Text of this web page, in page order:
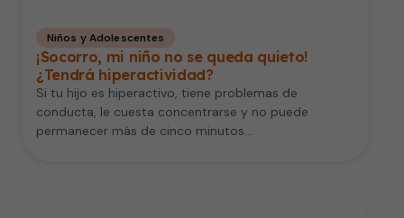
Niños y Adolescentes
¡Socorro, mi niño no se queda quieto!
¿Tendrá hiperactividad?
Si tu hijo es hiperactivo, tiene problemas de
conducta, le cuesta concentrarse y no puede
permanecer más de cinco minutos…